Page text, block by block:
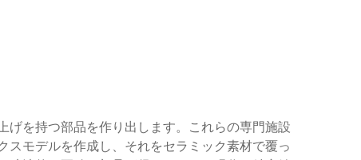
げを持つ部品を作り出します。これらの専門施設
モデルを作成し、それをセラミック素材で覆っ